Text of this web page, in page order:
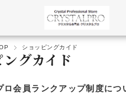
ショッピングカイド
グカイド
ロ会員ランクアップ制度につ